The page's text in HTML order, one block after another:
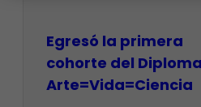
Egresó la primera
cohorte del
Arte=Vida=Ciencia